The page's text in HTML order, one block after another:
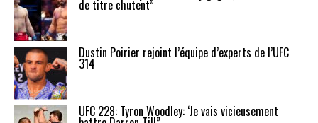
de titre chutent”
Dustin Poirier rejoint l’équipe d’experts de l’UFC
314
UFC 228: Tyron Woodley: ‘Je vais vicieusement